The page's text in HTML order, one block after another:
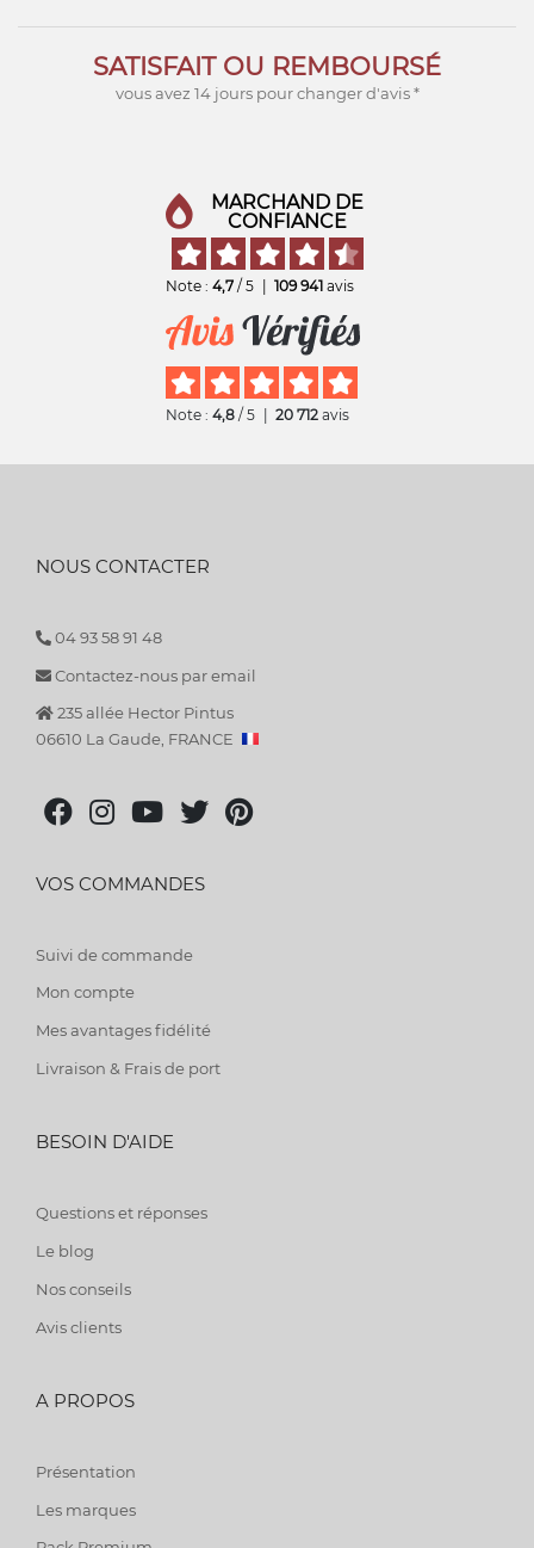
SATISFAIT OU REMBOURSÉ
vous avez 14 jours pour changer d'avis *
MARCHAND DE
CONFIANCE
Note : 4,7 / 5 109 941 avis
Note : 4,8 / 5 20 712 avis
NOUS CONTACTER
04 93 58 91 48
Contactez-nous par email
235 allée Hector Pintus
06610 La Gaude, FRANCE
VOS COMMANDES
Suivi de commande
Mon compte
Mes avantages fidélité
Livraison & Frais de port
BESOIN D'AIDE
Questions et réponses
Le blog
Nos conseils
Avis clients
A PROPOS
Présentation
Les marques